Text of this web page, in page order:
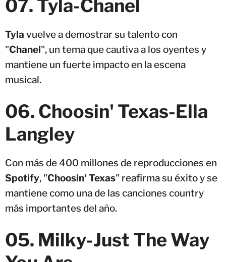
07. Tyla-Chanel
Tyla vuelve a demostrar su talento con
"Chanel", un tema que cautiva a los oyentes y
mantiene un fuerte impacto en la escena
musical.
06. Choosin' Texas-Ella
Langley
Con más de 400 millones de reproducciones en
Spotify, "Choosin' Texas" reafirma su éxito y se
mantiene como una de las canciones country
más importantes del año.
05. Milky-Just The Way